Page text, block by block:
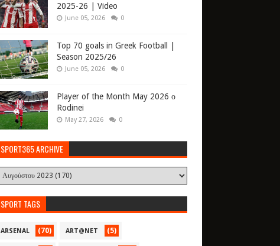
2025-26 | Video
June 05, 2026 0
Top 70 goals in Greek Football |
Season 2025/26
June 05, 2026 0
Player of the Month May 2026 ο
Rodinei
May 27, 2026 0
SPORT365 ARCHIVE
SPORT TAGS
ARSENAL (70) ART@NET (5)